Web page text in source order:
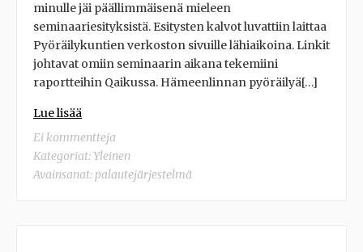
minulle jäi päällimmäisenä mieleen
seminaariesityksistä. Esitysten kalvot luvattiin laittaa
Pyöräilykuntien verkoston sivuille lähiaikoina. Linkit
johtavat omiin seminaarin aikana tekemiini
raportteihin Qaikussa. Hämeenlinnan pyöräilyä[…]
Lue lisää
Ei kommentteja
Kategoriat: Yleinen
Avainsanat: palautejärjestelmä